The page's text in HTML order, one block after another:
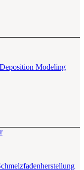
Modeling